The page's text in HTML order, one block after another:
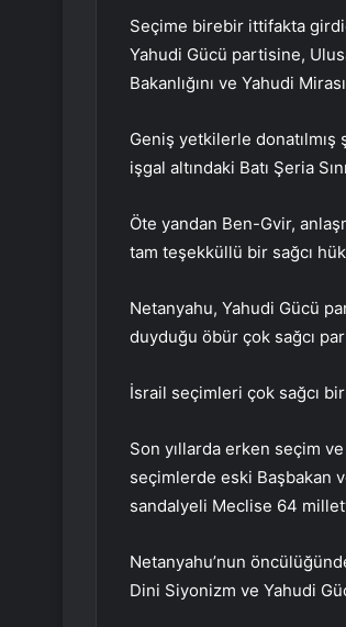
Seçime birebir ittifakta
Yahudi Gücü partisine,
Bakanlığını ve Yahudi
Geniş yetkilerle donatılmış
işgal altındaki Batı Şeria
Öte yandan Ben-Gvir,
tam teşekküllü bir sağcı
Netanyahu, Yahudi Gücü
duyduğu öbür çok sağcı
İsrail seçimleri çok sağcı
Son yıllarda erken seçim
seçimlerde eski Başbakan
sandalyeli Meclise 64
Netanyahu’nun
Dini Siyonizm ve Yahudi